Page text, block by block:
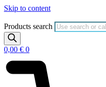
Skip to content
Products search
0,00 € 0